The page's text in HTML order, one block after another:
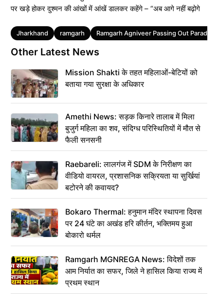
पर खड़े होकर दुश्मन की आंखों में आंखें डालकर कहेंगे – “अब आगे नहीं बढ़ोगे
Tags
Jharkhand ramgarh Ramgarh Agniveer Passing Out Parade
Other Latest News
Mission Shakti के तहत महिलाओं-बेटियों को
बताया गया सुरक्षा के अधिकार
Amethi News: सड़क किनारे तालाब में मिला
बुजुर्ग महिला का शव, संदिग्ध परिस्थितियों में मौत से
फैली सनसनी
Raebareli: लालगंज में SDM के निरीक्षण का
वीडियो वायरल, प्रशासनिक सक्रियता या सुर्खियां
बटोरने की कवायद?
Bokaro Thermal: हनुमान मंदिर स्थापना दिवस
पर 24 घंटे का अखंड हरि कीर्तन, भक्तिमय हुआ
बोकारो थर्मल
Ramgarh MGNREGA News: विदेशों तक
आम निर्यात का सफर, जिले ने हासिल किया राज्य में
प्रथम स्थान